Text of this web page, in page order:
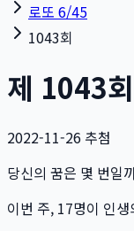
로또 6/45
1043회
제 1043회
2022-11-26 추첨
당신의 꿈은 몇 번일
이번 주, 17명이 인